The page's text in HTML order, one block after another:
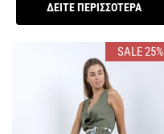
ΔΕΙΤΕ ΠΕΡΙΣΣΟΤΕΡΑ
SALE 25%